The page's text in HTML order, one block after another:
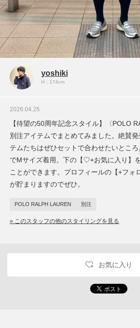
yoshiki
H：174cm
2026.04.25
【待望の50周年記念スタイル】〈POLO
別注アイテムでまとめてみました。絶賛
テムたちはぜひセットで合わせたいとこ
でMサイズ着用。下の【♡+お気に入り】
ことができます。プロフィールの【+フォ
が貯まりますのでぜひ。
POLO RALPH LAUREN 別注
» このスタッフの他のスタイリングを見る
お気に入り